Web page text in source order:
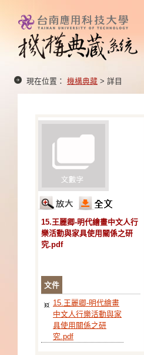
現在位置： 機構典藏 > 詳目
15.王麗卿-明代繪畫中文人行
樂活動與家具使用關係之研
究.pdf
文件
15.王麗卿-明代繪畫
中文人行樂活動與家
具使用關係之研
究.pdf